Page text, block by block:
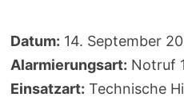
Datum: 14. September
Alarmierungsart: Notruf
Einsatzart: Technische